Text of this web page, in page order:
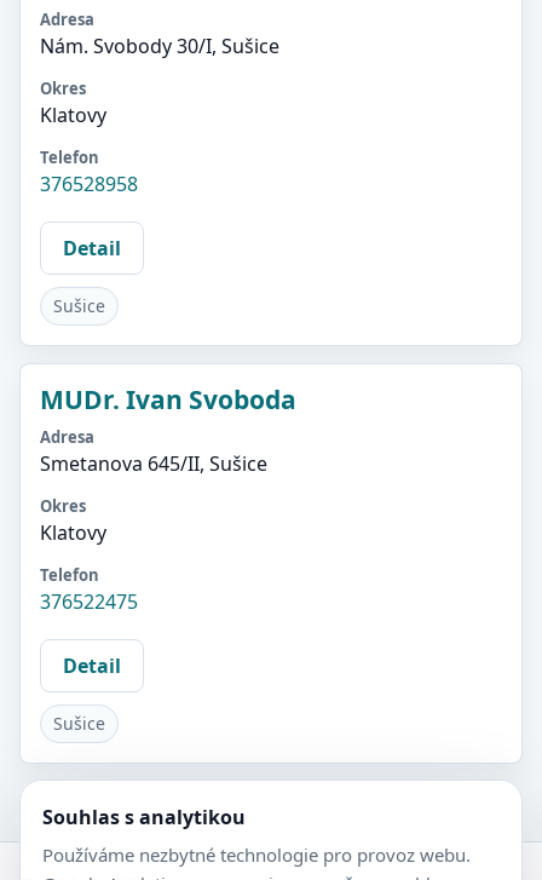
Adresa
Nám. Svobody 30/I, Sušice
Okres
Klatovy
Telefon
376528958
Detail
Sušice
MUDr. Ivan Svoboda
Adresa
Smetanova 645/II, Sušice
Okres
Klatovy
Telefon
376522475
Detail
Sušice
Souhlas s analytikou
Používáme nezbytné technologie pro provoz webu.